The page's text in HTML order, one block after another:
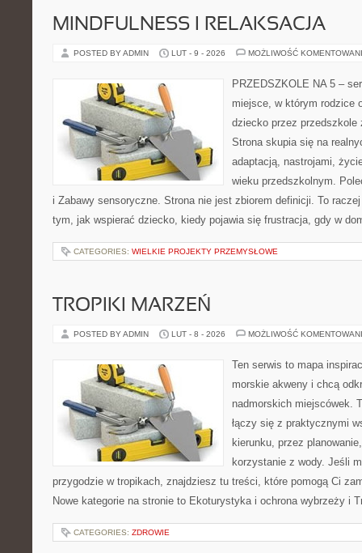
MINDFULNESS I RELAKSACJA
POSTED BY ADMIN LUT - 9 - 2026 MOŻLIWOŚĆ
PRZEDSZKOLE NA 5 –
miejsce, w którym rodzice
dziecko przez przedszkole
Strona skupia się na
adaptacją, nastrojami,
wieku przedszkolnym.
i Zabawy sensoryczne. Strona nie jest zbiorem definicji. To
tym, jak wspierać dziecko, kiedy pojawia się frustracja, gdy w
CATEGORIES: WIELKIE PROJEKTY PRZEMYSŁOWE
TROPIKI MARZEŃ
POSTED BY ADMIN LUT - 8 - 2026 MOŻLIWOŚĆ
Ten serwis to mapa
morskie akweny i chcą
nadmorskich miejscówek.
łączy się z praktycznymi
kierunku, przez
korzystanie z wody. Jeśli
przygodzie w tropikach, znajdziesz tu treści, które pomogą Ci
Nowe kategorie na stronie to Ekoturystyka i ochrona wybrzeży i
CATEGORIES: ZDROWIE